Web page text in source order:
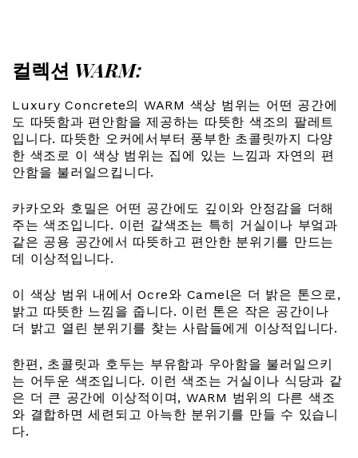
컬렉션 WARM:
Luxury Concrete의 WARM 색상 범위는 어떤 공간에
도 따뜻함과 편안함을 제공하는 따뜻한 색조의 팔레트
입니다. 따뜻한 오커에서부터 풍부한 초콜릿까지 다양
한 색조로 이 색상 범위는 집에 있는 느낌과 자연의 편
안함을 불러일으킵니다.
카카오와 호밀은 어떤 공간에도 깊이와 안정감을 더해
주는 색조입니다. 이런 갈색조는 특히 거실이나 부엌과
같은 공용 공간에서 따뜻하고 편안한 분위기를 만드는
데 이상적입니다.
이 색상 범위 내에서 Ocre와 Camel은 더 밝은 톤으로,
밝고 따뜻한 느낌을 줍니다. 이런 톤은 작은 공간이나
더 밝고 열린 분위기를 찾는 사람들에게 이상적입니다.
한편, 초콜릿과 호두는 부유함과 우아함을 불러일으키
는 어두운 색조입니다. 이런 색조는 거실이나 식당과 같
은 더 큰 공간에 이상적이며, WARM 범위의 다른 색조
와 결합하면 세련되고 아늑한 분위기를 만들 수 있습니
다.